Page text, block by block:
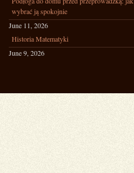
wybrać ją spokojnie
June 11, 2026
Historia Matematyki
June 9, 2026